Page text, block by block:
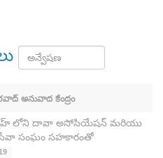
అనువాద కేంద్రం
లోని దావా అసోసియేషన్ మరియు
సంఘం సహకారంతో